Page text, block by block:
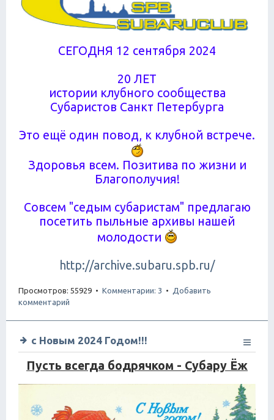
СЕГОДНЯ 12 сентября 2024
20 ЛЕТ
истории клубного сообщества
Субаристов Санкт Петербурга
Это ещё один повод, к клубной встрече.
Здоровья всем. Позитива по жизни и
Благополучия!
Совсем "седым субаристам" предлагаю
посетить пыльные архивы нашей
молодости
http://archive.subaru.spb.ru/
Просмотров: 55929 • Комментарии: 3 •
Добавить
комментарий
с Новым 2024 Годом!!!
Пусть всегда бодрячком - Субару Ёж